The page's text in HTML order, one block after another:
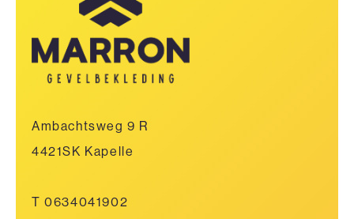
Ambachtsweg 9 R
4421SK Kapelle
T 0634041902